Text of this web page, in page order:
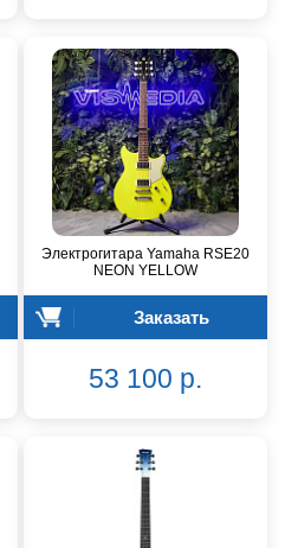
Электрогитара Yamaha RSE20
NEON YELLOW
Заказать
53 100 р.